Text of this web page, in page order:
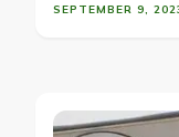
SEPTEMBER 9,